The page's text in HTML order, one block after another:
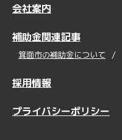
会社案内
補助金関連記事
箕面市の補助金について
採用情報
プライバシーポリシー